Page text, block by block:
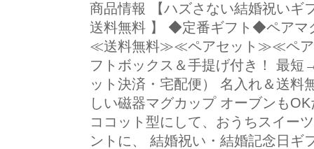
商品情報 【ハズさない結婚祝いギ
送料無料 】 ◆定番ギフト◆ペアマ
≪送料無料≫≪ペアセット≫≪ペア
フトボックス＆手提げ付き！ 最
ット決済・宅配便） 名入れ＆送料
しい磁器マグカップ オーブンも
ココット型にして、おうちスイー
ントに、 結婚祝い・結婚記念日ギ